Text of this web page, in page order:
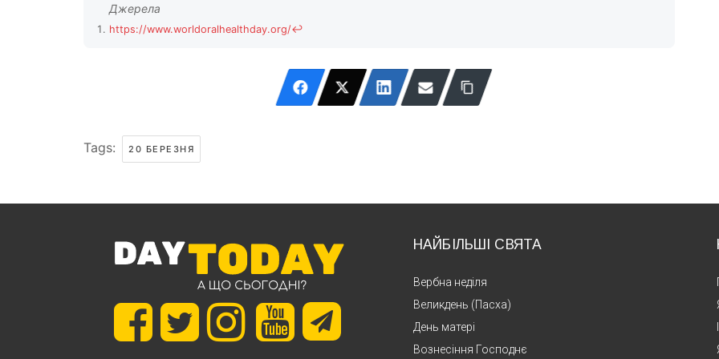
https://www.worldoralhealthday.org/↩
Tags: 20 БЕРЕЗНЯ
НАЙБІЛЬШІ СВЯТА
Вербна неділя
Великдень (Пасха)
День матері
Вознесіння Господнє